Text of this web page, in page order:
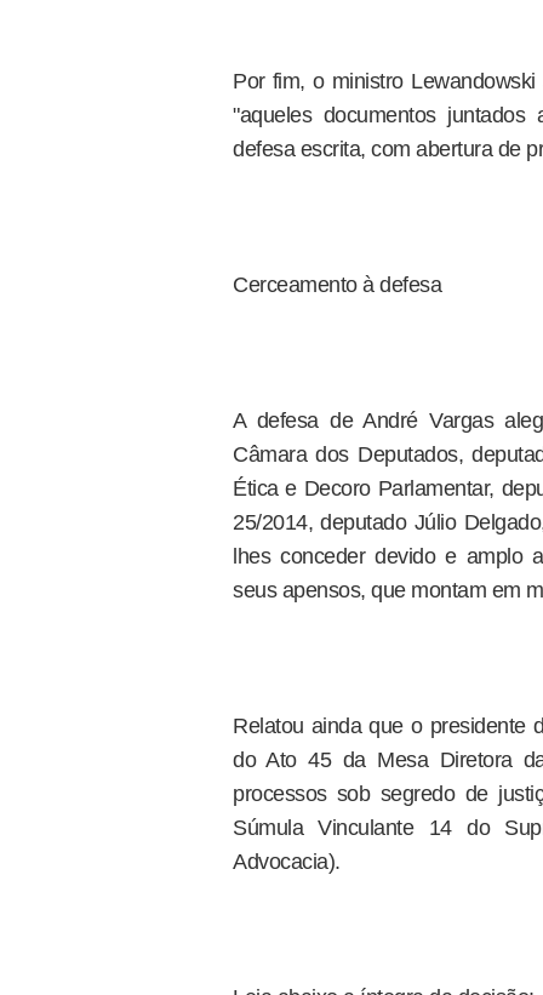
Por fim, o ministro
"aqueles documentos
defesa escrita, com abertura de
Cerceamento à defesa
A defesa de André Vargas
Câmara dos Deputados,
Ética e Decoro Parlamentar,
25/2014, deputado Júlio
lhes conceder devido e amplo
seus apensos, que montam em
Relatou ainda que o presidente
do Ato 45 da Mesa Diretora
processos sob segredo de
Súmula Vinculante 14 do
Advocacia).